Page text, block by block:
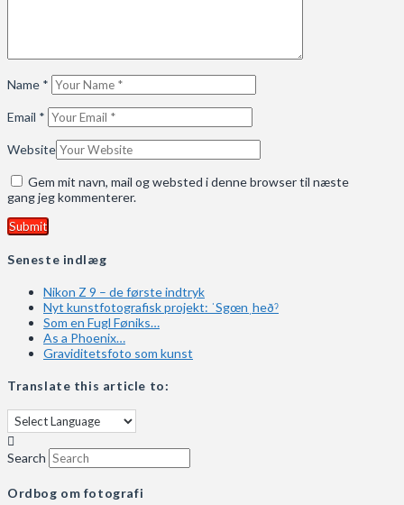
Name *
Email *
Website
Gem mit navn, mail og websted i denne browser til næste
gang jeg kommenterer.
Seneste indlæg
Nikon Z 9 – de første indtryk
Nyt kunstfotografisk projekt: ˈSgœnˌheðˀ
Som en Fugl Føniks…
As a Phoenix…
Graviditetsfoto som kunst
Translate this article to:
Search
Ordbog om fotografi